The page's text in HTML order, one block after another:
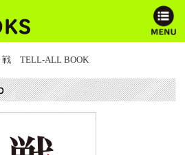
戦 TELL-ALL BOOK